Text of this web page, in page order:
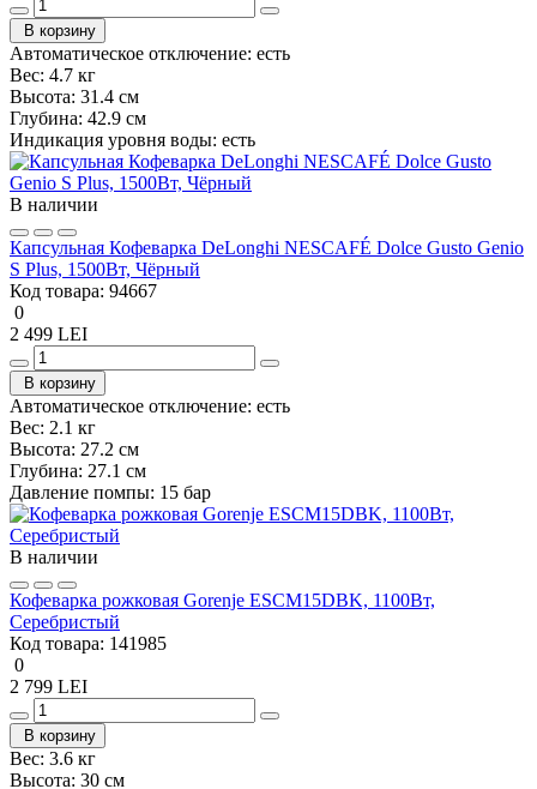
В корзину
Автоматическое отключение: есть
Вес: 4.7 кг
Высота: 31.4 см
Глубина: 42.9 см
Индикация уровня воды: есть
В наличии
Капсульная Кофеварка DeLonghi NESCAFÉ Dolce Gusto Genio
S Plus, 1500Вт, Чёрный
Код товара: 94667
0
2 499 LEI
В корзину
Автоматическое отключение: есть
Вес: 2.1 кг
Высота: 27.2 см
Глубина: 27.1 см
Давление помпы: 15 бар
В наличии
Кофеварка рожковая Gorenje ESCM15DBK, 1100Вт,
Серебристый
Код товара: 141985
0
2 799 LEI
В корзину
Вес: 3.6 кг
Высота: 30 см